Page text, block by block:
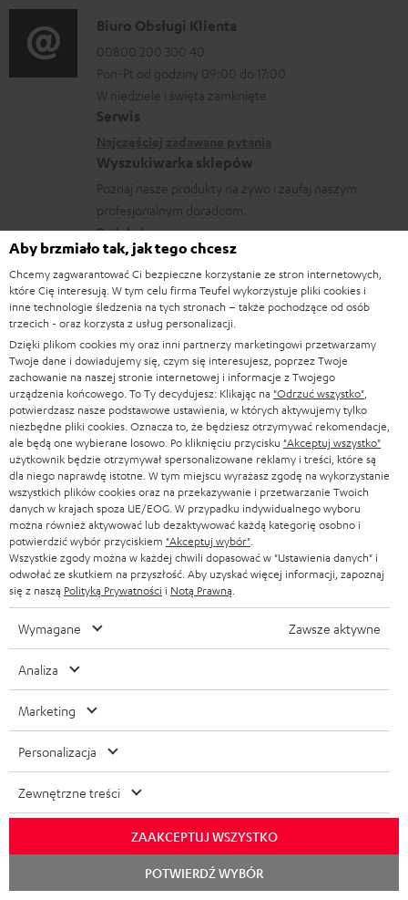
c
j
e
o
y
s
y
ł
c
e
o
r
m
a
c
j
e
d
o
t
y
c
z
ą
c
e
g
w
a
r
a
n
c
j
D
a
n
e
o
n
t
a
k
t
o
w
e
Biuro Obsługi Klienta
00800 200 300 40
Pon-Pt od godziny 09:00 do 17:00
W niedziele i święta zamknięte
Serwis
Wyszukiwarka sklepów
Poznaj nasze produkty na żywo i zaufaj naszym
profesjonalnym doradcom.
Podgląd
1Wskazówki
Naliczenie wartości słuchawek jako rabatu lub wypłata wartości słuchawek
w gotówce nie jest możliwa. Akcja nie obowiązuje na towar B, edycje
specjalne i Teufel MOVE 2.
Bony rabatowe
Bezpłatne słuchawki Teufel MOVE 2 jako dodatek gratisowy nie mogą
zostać zamówione w kombinacji z bonami rabatowymi - bony rabatowe nie
mogą zostać zrealizowane, jeśli bezpłatne słuchawki Teufel MOVE 2 są
częścią zakupu.
Czas obowiązywania
Oferta obowiązuje tylko na zamówienia, które wpłynęły do Teufel Audio od
03.08.2026 od godziny 00:00. Akcja obowiązuje do wyczerpania zapasów
Teufel MOVE 2 - najpóźniej jednak do 08.08.2026 o 23:59.
Słuchawki Teufel MOVE 2 są warte 129 zł. Ta oferta powinna być traktowana
Uwaga
W przypadku bezpłatnych dodatków do produktów w ramach kampanii
promocyjnych, 2-letnia gwarancja Lautsprecher Teufel nie ma
zastosowania do tych produktów. W razie pytań prosimy o kontakt z
Dostawa
Dostawa słuchawek Teufel MOVE 2 nie musi nastąpić razem z dostawą
zamówionego produktu.
Aby brzmiało tak, jak tego chcesz
Chcemy zagwarantować Ci bezpieczne korzystanie ze stron internetowych,
które Cię interesują. W tym celu firma Teufel wykorzystuje pliki cookies i
inne technologie śledzenia na tych stronach – także pochodzące od osób
trzecich - oraz korzysta z usług personalizacji.
Dzięki plikom cookies my oraz inni partnerzy marketingowi przetwarzamy
Twoje dane i dowiadujemy się, czym się interesujesz, poprzez Twoje
zachowanie na naszej stronie internetowej i informacje z Twojego
urządzenia końcowego. To Ty decydujesz: Klikając na "Odrzuć wszystko"
potwierdzasz nasze podstawowe ustawienia, w których aktywujemy tylko
niezbędne pliki cookies. Oznacza to, że będziesz otrzymywać rekomendacje,
ale będą one wybierane losowo. Po kliknięciu przycisku "Akceptuj wszystko"
użytkownik będzie otrzymywał spersonalizowane reklamy i treści, które są
dla niego naprawdę istotne. W tym miejscu wyrażasz zgodę na wykorzystanie
wszystkich plików cookies oraz na przekazywanie i przetwarzanie Twoich
danych w krajach spoza UE/EOG. W przypadku indywidualnego wyboru
można również aktywować lub dezaktywować każdą kategorię osobno i
potwierdzić wybór przyciskiem "Akceptuj wybór"
Wszystkie zgody można w każdej chwili dopasować w "Ustawienia danych" i
odwołać ze skutkiem na przyszłość. Aby uzyskać więcej informacji, zapoznaj
się z naszą Polityką Prywatności i Notą Prawną
Wymagane Zawsze aktywne
Analiza
Marketing
Personalizacja
Zewnętrzne treści
ZAAKCEPTUJ WSZYSTKO
POTWIERDŹ WYBÓR